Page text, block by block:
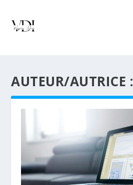
AUTEUR/AUTRICE :